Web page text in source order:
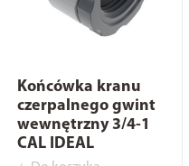
Końcówka kranu
czerpalnego gwint
wewnętrzny 3/4-1
CAL IDEAL